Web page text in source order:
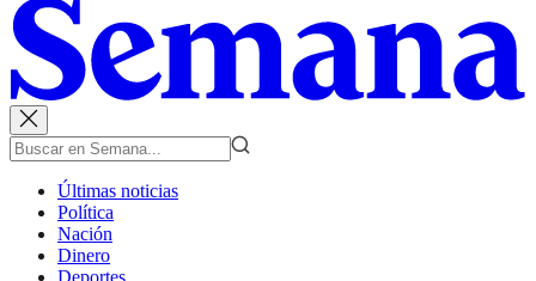
Últimas noticias
Política
Nación
Dinero
Deportes